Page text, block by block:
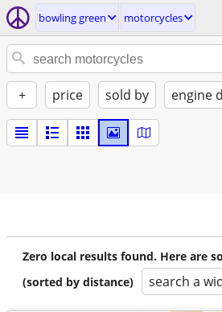
bowling green motorcycles
+ price sold by engine
Zero local results found. Here are
(sorted by distance)
search a